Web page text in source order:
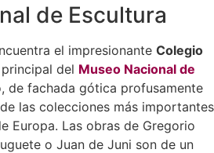
de Escultura
el impresionante Colegio
del Museo Nacional de
de fachada gótica profusamente
las colecciones más importantes
Europa. Las obras de Gregorio
o Juan de Juni son de un